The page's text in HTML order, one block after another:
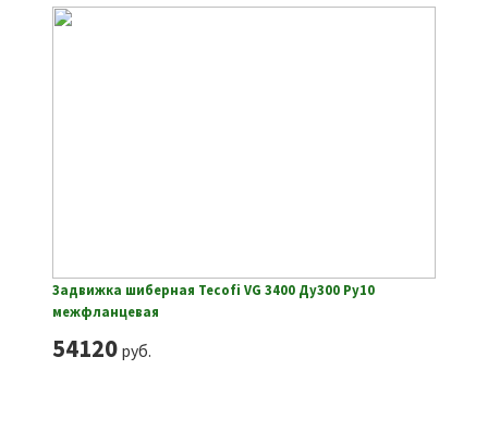
Задвижка шиберная Tecofi VG 3400 Ду300 Ру10
межфланцевая
54120руб.